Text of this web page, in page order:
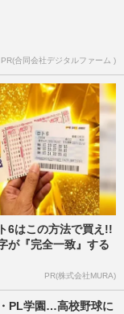
に巨人・田中将
PR(合同会社デジタルファーム )
6はこの方法で買え!!
が『完全一致』する
PR(株式会社MURA)
PL学園…高校野球に